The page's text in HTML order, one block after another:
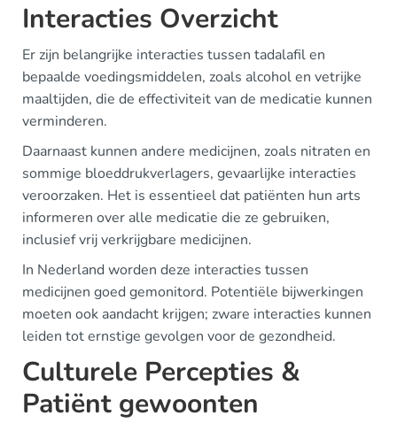
Interacties Overzicht
Er zijn belangrijke interacties tussen tadalafil en
bepaalde voedingsmiddelen, zoals alcohol en vetrijke
maaltijden, die de effectiviteit van de medicatie kunnen
verminderen.
Daarnaast kunnen andere medicijnen, zoals nitraten en
sommige bloeddrukverlagers, gevaarlijke interacties
veroorzaken. Het is essentieel dat patiënten hun arts
informeren over alle medicatie die ze gebruiken,
inclusief vrij verkrijgbare medicijnen.
In Nederland worden deze interacties tussen
medicijnen goed gemonitord. Potentiële bijwerkingen
moeten ook aandacht krijgen; zware interacties kunnen
leiden tot ernstige gevolgen voor de gezondheid.
Culturele Percepties &
Patiënt gewoonten